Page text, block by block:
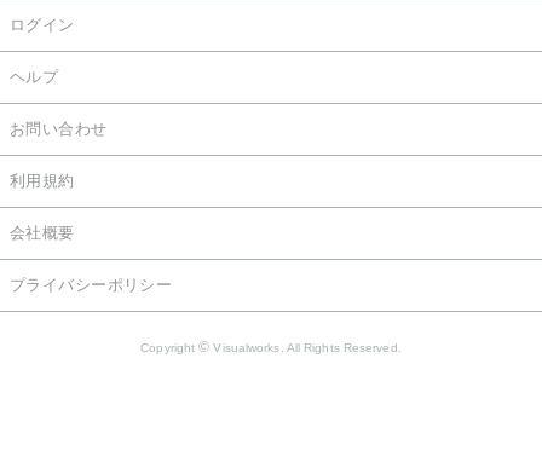
ログイン
ヘルプ
お問い合わせ
利用規約
会社概要
プライバシーポリシー
Copyright© Visualworks. All Rights Reserved.